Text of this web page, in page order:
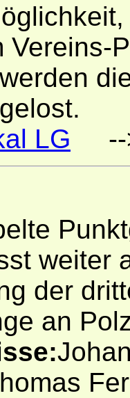
Vereins-
LG --
weiter
der
an